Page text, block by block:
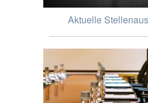
Aktuelle